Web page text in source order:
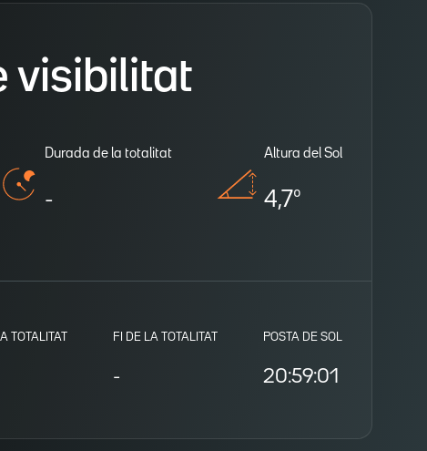
visibilitat
Durada de la totalitat
-
Altura del Sol
4,7º
TOTALITAT FI DE LA TOTALITAT
-
POSTA DE SOL
20:59:01